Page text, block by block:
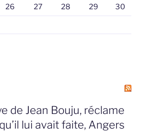
26 27 28 29 30
de Jean Bouju, réclame
lui avait faite, Angers